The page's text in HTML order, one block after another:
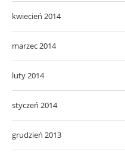
kwiecień 2014
marzec 2014
luty 2014
styczeń 2014
grudzień 2013